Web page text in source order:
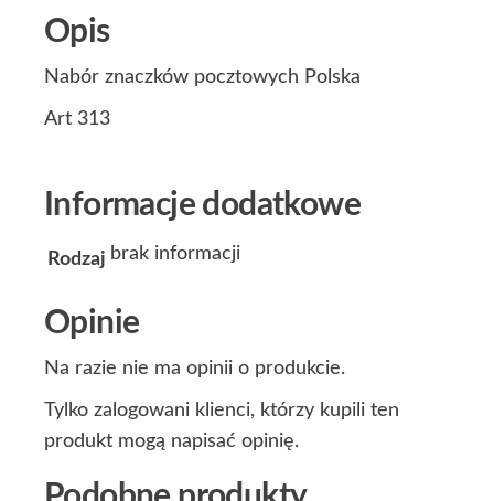
Opis
Nabór znaczków pocztowych Polska
Art 313
Informacje dodatkowe
Rodzaj brak informacji
Opinie
Na razie nie ma opinii o produkcie.
Tylko zalogowani klienci, którzy kupili ten
produkt mogą napisać opinię.